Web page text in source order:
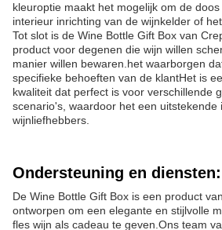
kleuroptie maakt het mogelijk om de
interieur inrichting van de wijnkelder of het
Tot slot is de Wine Bottle Gift Box van
product voor degenen die wijn willen
manier willen bewaren.het waarborgen
specifieke behoeften van de klantHet is
kwaliteit dat perfect is voor verschillende
scenario's, waardoor het een uitstekende
wijnliefhebbers.
Ondersteuning en diensten:
De Wine Bottle Gift Box is een product
ontworpen om een elegante en stijlvolle
fles wijn als cadeau te geven.Ons team